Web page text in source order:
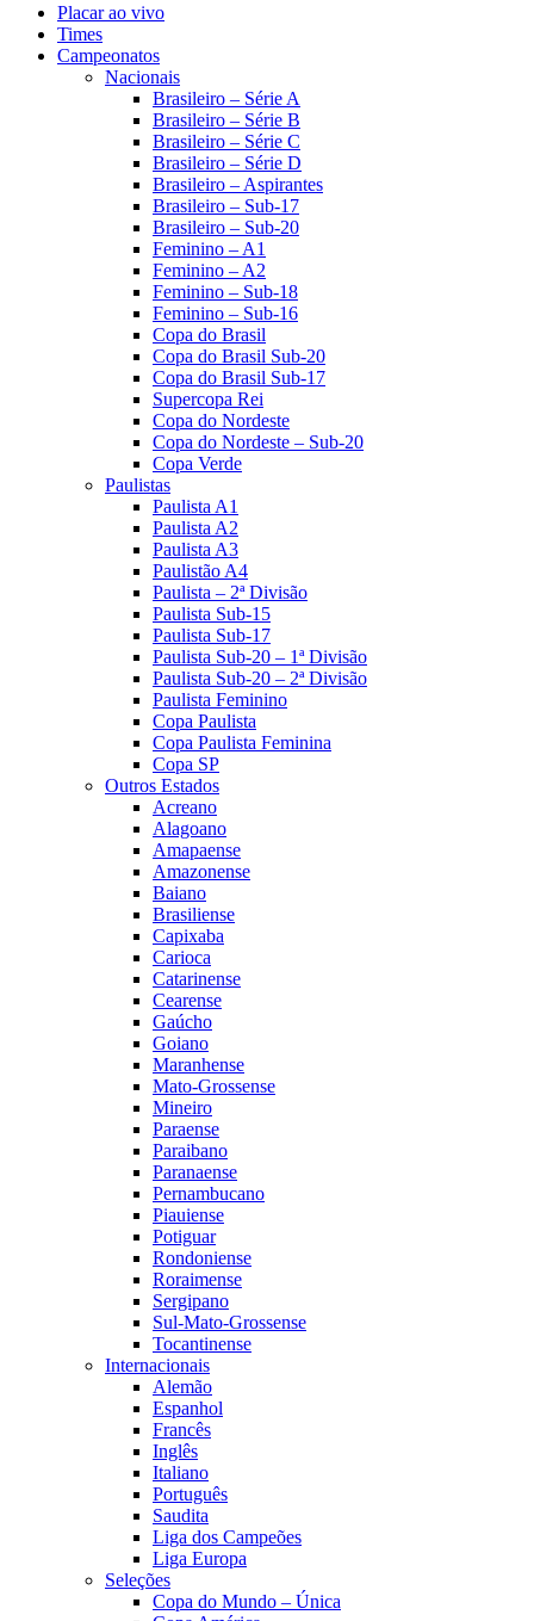
Placar ao vivo
Times
Campeonatos
Nacionais
Brasileiro – Série A
Brasileiro – Série B
Brasileiro – Série C
Brasileiro – Série D
Brasileiro – Aspirantes
Brasileiro – Sub-17
Brasileiro – Sub-20
Feminino – A1
Feminino – A2
Feminino – Sub-18
Feminino – Sub-16
Copa do Brasil
Copa do Brasil Sub-20
Copa do Brasil Sub-17
Supercopa Rei
Copa do Nordeste
Copa do Nordeste – Sub-20
Copa Verde
Paulistas
Paulista A1
Paulista A2
Paulista A3
Paulistão A4
Paulista – 2ª Divisão
Paulista Sub-15
Paulista Sub-17
Paulista Sub-20 – 1ª Divisão
Paulista Sub-20 – 2ª Divisão
Paulista Feminino
Copa Paulista
Copa Paulista Feminina
Copa SP
Outros Estados
Acreano
Alagoano
Amapaense
Amazonense
Baiano
Brasiliense
Capixaba
Carioca
Catarinense
Cearense
Gaúcho
Goiano
Maranhense
Mato-Grossense
Mineiro
Paraense
Paraibano
Paranaense
Pernambucano
Piauiense
Potiguar
Rondoniense
Roraimense
Sergipano
Sul-Mato-Grossense
Tocantinense
Internacionais
Alemão
Espanhol
Francês
Inglês
Italiano
Português
Saudita
Liga dos Campeões
Liga Europa
Seleções
Copa do Mundo – Única